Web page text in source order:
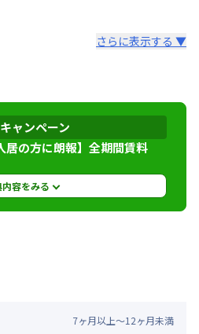
線立花駅徒歩2分
日より14日以内
さらに表示する ▼
ャンペーン
居の方に朗報】全期間賃料
容をみる
いただきます。※管理費と
きません。掲載サイトによ
7ヶ月以上～12ヶ月未満